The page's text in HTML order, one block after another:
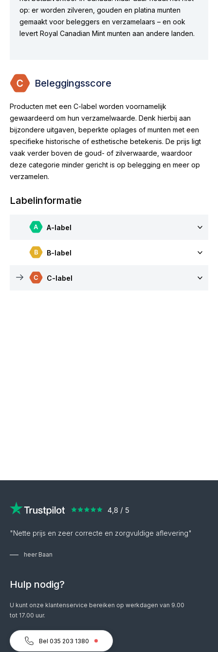
op: er worden zilveren, gouden en platina munten
gemaakt voor beleggers en verzamelaars – en ook
levert Royal Canadian Mint munten aan andere landen.
Beleggingsscore
Producten met een C-label worden voornamelijk
gewaardeerd om hun verzamelwaarde. Denk hierbij aan
bijzondere uitgaven, beperkte oplages of munten met een
specifieke historische of esthetische betekenis. De prijs ligt
vaak verder boven de goud- of zilverwaarde, waardoor
deze categorie minder gericht is op belegging en meer op
verzamelen.
Labelinformatie
A-label
B-label
C-label
"Nette prijs en zeer correcte en zorgvuldige aflevering"
heer Baan
Hulp nodig?
U kunt onze klantenservice bereiken op werkdagen van 9.00
tot 17.00 uur.
Bel 035 203 1380